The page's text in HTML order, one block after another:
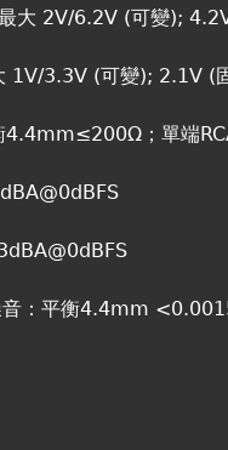
大 2V/6.2V (可變);
1V/3.3V (可變); 2.1V (
4.4mm≤200Ω；單端
：平衡4.4mm